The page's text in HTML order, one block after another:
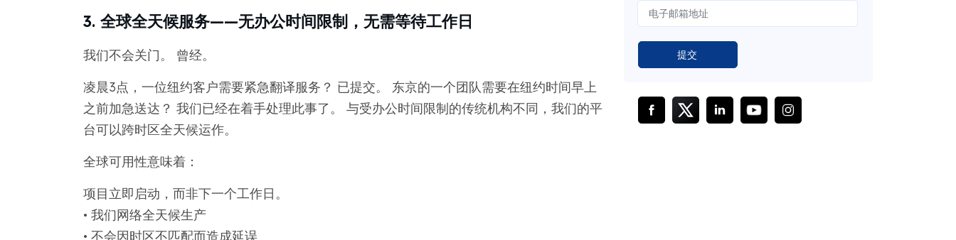
3. 全球全天候服务——无办公时间限制，无需等待工作日
我们不会关门。 曾经。
凌晨3点，一位纽约客户需要紧急翻译服务？ 已提交。 东京的一个团队需要在纽约时间早上
之前加急送达？ 我们已经在着手处理此事了。 与受办公时间限制的传统机构不同，我们的平
台可以跨时区全天候运作。
全球可用性意味着：
项目立即启动，而非下一个工作日。
• 我们网络全天候生产
• 不会因时区不匹配而造成延误
提交